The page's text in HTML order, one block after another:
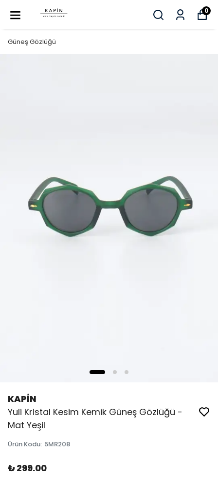
0
Güneş Gözlüğü
KAPİN
Yuli Kristal Kesim Kemik Güneş Gözlüğü -
Mat Yeşil
Ürün Kodu: 5MR208
₺ 299.00